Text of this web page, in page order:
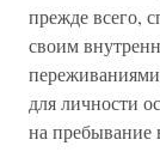
прежде всего,
своим
для личности
на пребывание